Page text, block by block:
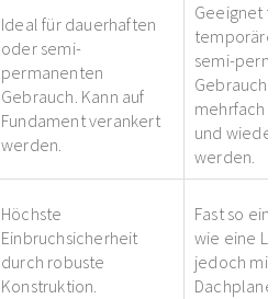
Ideal für dauerhaften
oder semi-
permanenten
Gebrauch. Kann auf
Fundament verankert
werden.
Geeignet
semi-
Gebrauch.
mehrfach
und
werden.
Höchste
Einbruchsicherheit
durch robuste
Konstruktion.
Fast so
wie eine
jedoch mit
Dachplane.